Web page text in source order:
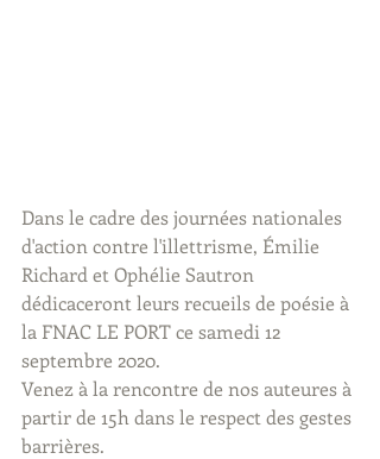
Dans le cadre des journées nationales
d'action contre l'illettrisme, Émilie
Richard et Ophélie Sautron
dédicaceront leurs recueils de poésie à
la FNAC LE PORT ce samedi 12
septembre 2020.
Venez à la rencontre de nos auteures à
partir de 15h dans le respect des gestes
barrières.